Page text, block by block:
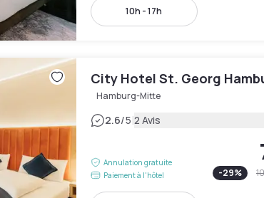
10h - 17h
City Hotel St. Georg
Hamburg-Mitte
2.6/5|2 Avis
Annulation gratuite
Paiement à l'hôtel
-29%